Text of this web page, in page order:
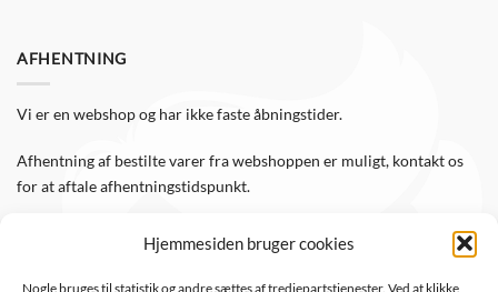
Hjemmesiden bruger cookies
Nogle bruges til statistik og andre sættes af tredjepartstjenester. Ved at klikke
AFHENTNING
Vi er en webshop og har ikke faste åbningstider.
Afhentning af bestilte varer fra webshoppen er muligt, kontakt os
for at aftale afhentningstidspunkt.